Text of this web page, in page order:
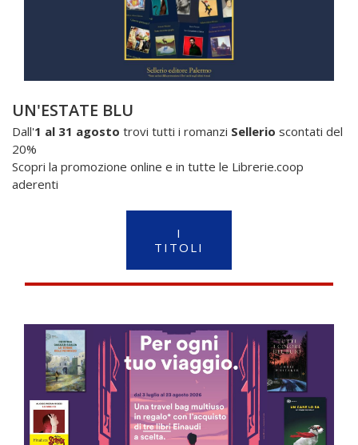
UN'ESTATE BLU
Dall'1 al 31 agosto trovi tutti i romanzi Sellerio scontati del
20%
Scopri la promozione online e in tutte le Librerie.coop
aderenti
I
TITOLI